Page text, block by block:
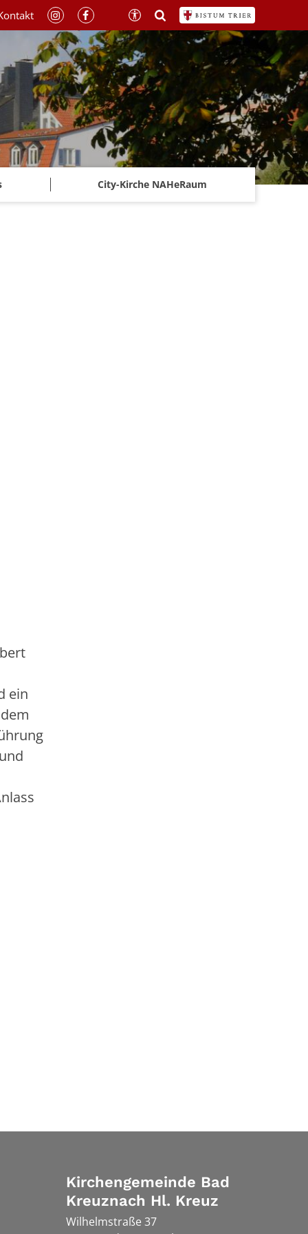
City-Kirche NAHeRaum
ein
Kirchengemeinde Bad
Kreuznach Hl. Kreuz
Wilhelmstraße 37